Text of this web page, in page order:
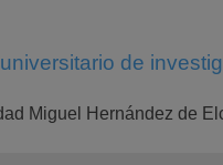
de
Miguel Hernández de